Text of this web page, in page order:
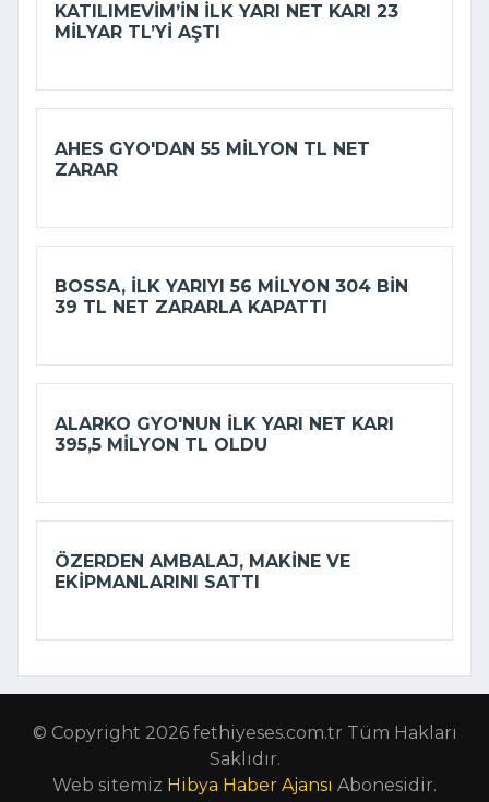
KATILIMEVIM’IN ILK YARI NET KARI 23
MILYAR TL’YI AŞTI
AHES GYO'DAN 55 MILYON TL NET
ZARAR
BOSSA, ILK YARIYI 56 MILYON 304 BIN
39 TL NET ZARARLA KAPATTI
ALARKO GYO'NUN ILK YARI NET KARI
395,5 MILYON TL OLDU
ÖZERDEN AMBALAJ, MAKINE VE
EKIPMANLARINI SATTI
© Copyright 2026 fethiyeses.com.tr Tüm Hakları
Saklıdır.
Web sitemiz Hibya Haber Ajansı Abonesidir.